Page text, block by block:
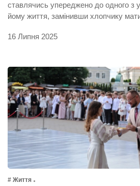
ставлячись упереджено до одного з
йому життя, замінивши хлопчику
16 Липня 2025
# Життя